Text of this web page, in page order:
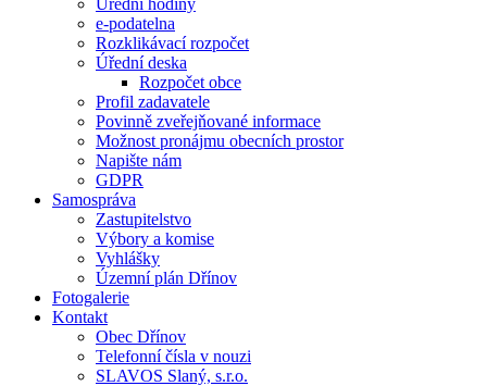
Úřední hodiny
e-podatelna
Rozklikávací rozpočet
Úřední deska
Rozpočet obce
Profil zadavatele
Povinně zveřejňované informace
Možnost pronájmu obecních prostor
Napište nám
GDPR
Samospráva
Zastupitelstvo
Výbory a komise
Vyhlášky
Územní plán Dřínov
Fotogalerie
Kontakt
Obec Dřínov
Telefonní čísla v nouzi
SLAVOS Slaný, s.r.o.